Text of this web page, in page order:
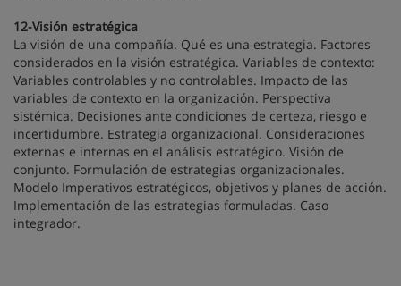
12-Visión estratégica
La visión de una compañía. Qué es una estrategia. Factores
considerados en la visión estratégica. Variables de contexto:
Variables controlables y no controlables. Impacto de las
variables de contexto en la organización. Perspectiva
sistémica. Decisiones ante condiciones de certeza, riesgo e
incertidumbre. Estrategia organizacional. Consideraciones
externas e internas en el análisis estratégico. Visión de
conjunto. Formulación de estrategias organizacionales.
Modelo Imperativos estratégicos, objetivos y planes de acción.
Implementación de las estrategias formuladas. Caso
integrador.